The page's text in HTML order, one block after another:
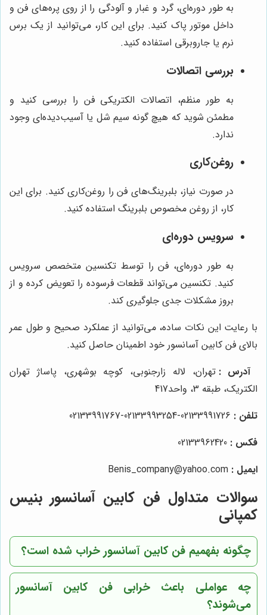
به طور دوره‌ای، گرد و غبار و آلودگی را از روی پره‌های فن و
داخل موتور پاک کنید. برای این کار، می‌توانید از یک برس
نرم یا جاروبرقی استفاده کنید.
بررسی اتصالات
به طور منظم، اتصالات الکتریکی فن را بررسی کنید و
مطمئن شوید که هیچ گونه سیم شل یا آسیب‌دیده‌ای وجود
ندارد.
روغن‌کاری
در صورت نیاز، بلبرینگ‌های فن را روغن‌کاری کنید. برای این
کار، از روغن مخصوص بلبرینگ استفاده کنید.
سرویس دوره‌ای
به طور دوره‌ای، فن را توسط تکنسین متخصص سرویس
کنید. تکنسین می‌تواند قطعات فرسوده را تعویض کرده و از
بروز مشکلات جدی جلوگیری کند.
با رعایت این نکات ساده، می‌توانید از عملکرد صحیح و طول عمر
بالای فن کابین آسانسور خود اطمینان حاصل کنید.
آدرس : تهران، لاله زارجنوبی، کوچه بوشهری، پاساژ تهران
الکتریک، طبقه 3، واحد417
تلفن :
فکس :
ایمیل :
سوالات متداول فن کابین آسانسور بنیس
کمپانی
چگونه بفهمیم فن کابین آسانسور خراب شده است؟
چه عواملی باعث خرابی فن کابین آسانسور
می‌شوند؟